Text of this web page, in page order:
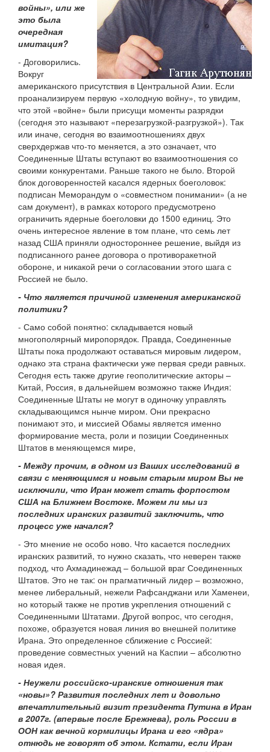
войны», или же
это была
очередная
имитация?
- Договорились.
Вокруг
американского присутствия в Центральной Азии. Если
проанализируем первую «холодную войну», то увидим,
что этой «войне» были присущи моменты разрядки
(сегодня это называют «перезагрузкой-разгрузкой»). Так
или иначе, сегодня во взаимоотношениях двух
сверхдержав что-то меняется, а это означает, что
Соединенные Штаты вступают во взаимоотношения со
своими конкурентами. Раньше такого не было. Второй
блок договоренностей касался ядерных боеголовок:
подписан Меморандум о «совместном понимании» (а не
сам документ), в рамках которого предусмотрено
ограничить ядерные боеголовки до 1500 единиц. Это
очень интересное явление в том плане, что семь лет
назад США приняли одностороннее решение, выйдя из
подписанного ранее договора о противоракетной
обороне, и никакой речи о согласовании этого шага с
Россией не было.
- Что является причиной изменения американской
политики?
- Само собой понятно: складывается новый
многополярный миропорядок. Правда, Соединенные
Штаты пока продолжают оставаться мировым лидером,
однако эта страна фактически уже первая среди равных.
Сегодня есть также другие геополитические акторы –
Китай, Россия, в дальнейшем возможно также Индия:
Соединенные Штаты не могут в одиночку управлять
складывающимся нынче миром. Они прекрасно
понимают это, и миссией Обамы является именно
формирование места, роли и позиции Соединенных
Штатов в меняющемся мире,
- Между прочим, в одном из Ваших исследований в
связи с меняющимся и новым старым миром Вы не
исключили, что Иран может стать форпостом
США на Ближнем Востоке. Можем ли мы из
последних иранских развитий заключить, что
процесс уже начался?
- Это мнение не особо ново. Что касается последних
иранских развитий, то нужно сказать, что неверен также
подход, что Ахмадинежад – большой враг Соединенных
Штатов. Это не так: он прагматичный лидер – возможно,
менее либеральный, нежели Рафсанджани или Хаменеи,
но который также не против укрепления отношений с
Соединенными Штатами. Другой вопрос, что сегодня,
похоже, образуется новая линия во внешней политике
Ирана. Это определенное сближение с Россией:
проведение совместных учений на Каспии – абсолютно
новая идея.
- Неужели российско-иранские отношения так
«новы»? Развития последних лет и довольно
впечатлительный визит президента Путина в Иран
в 2007г. (впервые после Брежнева), роль России в
ООН как вечной кормилицы Ирана и его «ядра»
отнюдь не говорят об этом. Кстати, если Иран